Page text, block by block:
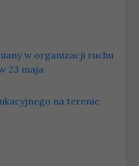
w organizacji ruchu
23 maja
na terenie